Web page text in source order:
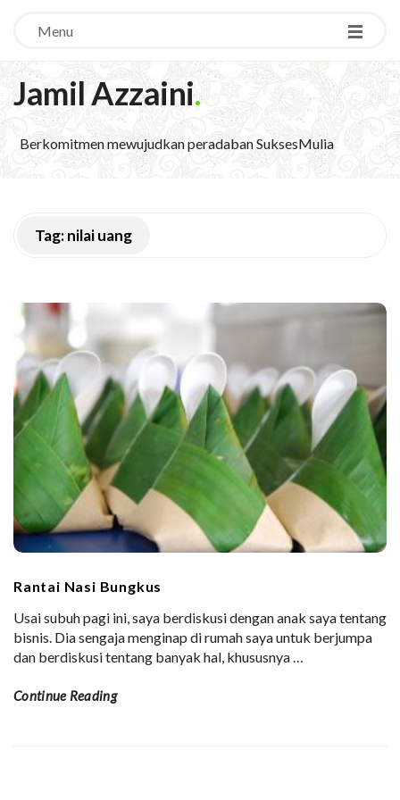
Menu
Jamil Azzaini.
Berkomitmen mewujudkan peradaban SuksesMulia
Tag:nilai uang
Rantai Nasi Bungkus
Usai subuh pagi ini, saya berdiskusi dengan anak saya tentang
bisnis. Dia sengaja menginap di rumah saya untuk berjumpa
dan berdiskusi tentang banyak hal, khususnya…
Continue Reading